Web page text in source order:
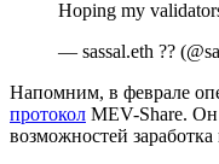
Hoping my
— sassal.eth ??
Напомним, в феврале
протокол MEV-Share.
возможностей заработка